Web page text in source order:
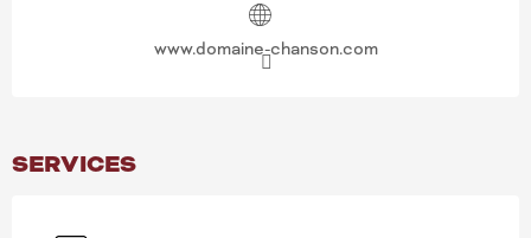
www.domaine-chanson.com
SERVICES